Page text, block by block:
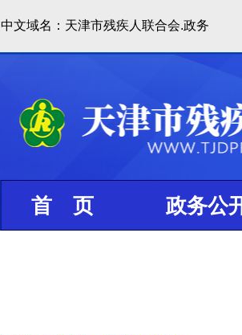
中文域名：天津市残疾人联合会.政务
首 页 政务公